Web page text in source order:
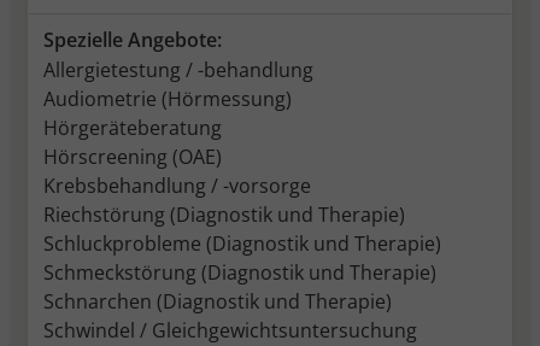
Spezielle Angebote:
Allergietestung / -behandlung
Audiometrie (Hörmessung)
Hörgeräteberatung
Hörscreening (OAE)
Krebsbehandlung / -vorsorge
Riechstörung (Diagnostik und Therapie)
Schluckprobleme (Diagnostik und Therapie)
Schmeckstörung (Diagnostik und Therapie)
Schnarchen (Diagnostik und Therapie)
Schwindel / Gleichgewichtsuntersuchung